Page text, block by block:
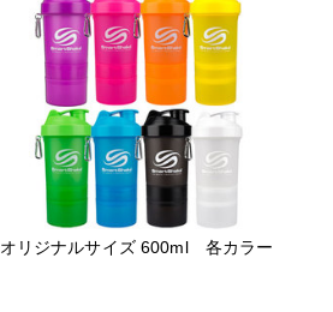
オリジナルサイズ 600ml 各カラー